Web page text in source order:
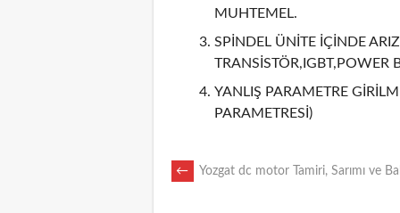
MUHTEMEL.
SPİNDEL ÜNİTE İÇİNDE
TRANSİSTÖR,IGBT,POWER
YANLIŞ PARAMETRE
PARAMETRESİ)
POST
← Yozgat dc motor Tamiri, Sarımı ve